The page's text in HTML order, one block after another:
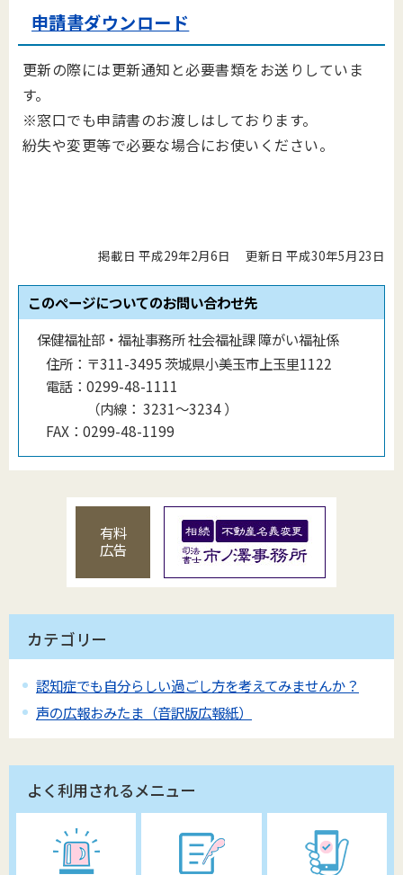
申請書ダウンロード
更新の際には更新通知と必要書類をお送りしていま
す。
※窓口でも申請書のお渡しはしております。
紛失や変更等で必要な場合にお使いください。
掲載日 平成29年2月6日 更新日 平成30年5月23日
このページについてのお問い合わせ先
保健福祉部・福祉事務所 社会福祉課 障がい福祉係
住所： 〒311-3495 茨城県小美玉市上玉里1122
電話： 0299-48-1111
（内線 ： 3231〜3234）
FAX： 0299-48-1199
有料
広告
カテゴリー
認知症でも自分らしい過ごし方を考えてみませんか？
声の広報おみたま（音訳版広報紙）
よく利用されるメニュー